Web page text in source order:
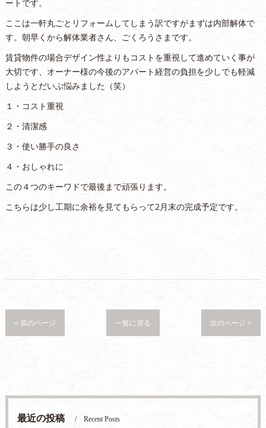
ートです。
ここは一軒丸ごとリフォームしてしまう訳ですがまずは内部解体で
す。朝早くから解体業者さん、ごくろうさまです。
賃貸物件の場合デザイン性よりもコストを重視して進めていく事が
大切です、オーナー様の今後のアパート経営の負担を少しでも軽減
しようとだいぶ悩みました（笑）
１・コスト重視
２・清潔感
３・使い勝手の良さ
４・おしゃれに
この４つのキーワドで最後まで頑張ります。
こちらは少し工期に余裕を見てもらって2月末の完成予定です。
< 前のページ 一覧に戻る 次のページ >
最近の投稿 Recent Posts